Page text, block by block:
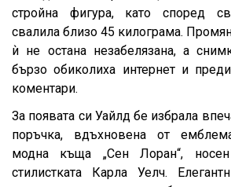
стройна фигура, като според
свалила близо 45 килограма.
ѝ не остана незабелязана, а
бързо обиколиха интернет и
коментари.
За появата си Уайлд бе избрала
поръчка, вдъхновена от
модна къща „Сен Лоран“,
стилистката Карла Уелч.